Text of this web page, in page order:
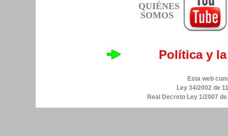
QUIÉNES
SOMOS
Política y
Esta web
Ley 34/2002 de
Real Decreto Ley 1/2007